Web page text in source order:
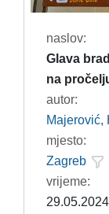
naslov:
Glava
na
autor:
Majerović,
mjesto:
Zagreb
vrijeme: